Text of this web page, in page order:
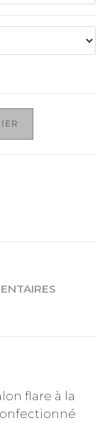
flare à la